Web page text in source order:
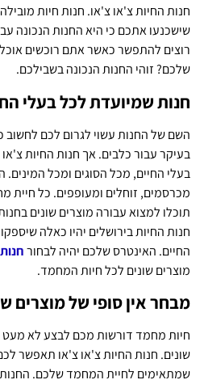
חנות החיות צ'או צ'או. חנות חיות
שישכנעו אתכם כי היא החנות הנכונה
רוצים להתפשר כאשר אתם רוכשים
שלכם? זוהי החנות הנכונה בשבילכם.
חנות שמיועדת לכל בעלי
השם של החנות עשוי לגרום לכם לחשוב
בעיקר עבור כלבים. אך חנות החיות
בעלי החיים, מכל הסוגים ומכל
מכרסמים, זוחלים ומעופפים. כל
תוכלו למצוא עבורה מוצרים שונים
חנות החיות בירושלים יהיו כאלה
החיים. האינטרס שלכם יהיה לבחור
מוצרים שונים לכל חיות המחמד.
מבחר אין סופי של מוצרים
חיות מחמד דורשות מכם לבצע לא מעט
שונים. חנות החיות צ'או צ'או תאפשר
שמתאימים לחיית המחמד שלכם.